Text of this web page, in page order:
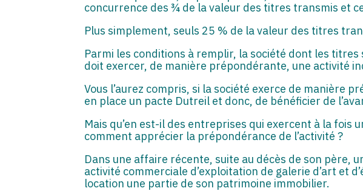
concurrence des ¾ de la valeur des titres transmis et
Plus simplement, seuls 25 % de la valeur des titres
Parmi les conditions à remplir, la société dont les
doit exercer, de manière prépondérante, une activité
Vous l’aurez compris, si la société exerce de manière
en place un pacte Dutreil et donc, de bénéficier de
Mais qu’en est-il des entreprises qui exercent à la fois
comment apprécier la prépondérance de l’activité ?
Dans une affaire récente, suite au décès de son père,
activité commerciale d’exploitation de galerie d’art et
location une partie de son patrimoine immobilier.